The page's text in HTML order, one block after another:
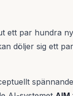
ett par hundra
döljer sig ett